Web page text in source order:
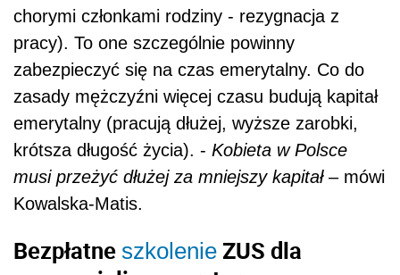
chorymi członkami rodziny - rezygnacja z
pracy). To one szczególnie powinny
zabezpieczyć się na czas emerytalny. Co do
zasady mężczyźni więcej czasu budują kapitał
emerytalny (pracują dłużej, wyższe zarobki,
krótsza długość życia). - Kobieta w Polsce
musi przeżyć dłużej za mniejszy kapitał– mówi
Kowalska-Matis.
Bezpłatne szkolenie ZUS dla